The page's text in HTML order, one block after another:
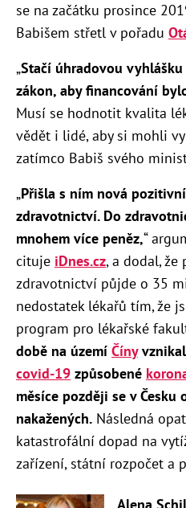
se na začátku prosince
Babišem střetl v pořadu
„Stačí úhradovou
zákon, aby financování
Musí se hodnotit kvalita
vědět i lidé, aby si mohli
zatímco Babiš svého
„Přišla s ním nová
zdravotnictví. Do
mnohem více peněz,“
cituje iDnes.cz, a dodal,
zdravotnictví půjde o 35
nedostatek lékařů tím, že
program pro lékařské
době na území Číny
covid-19 způsobené
měsíce později se v
nakažených. Následná
katastrofální dopad na
zařízení, státní rozpočet a
Alena